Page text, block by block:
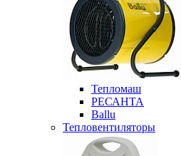
Тепломаш
РЕСАНТА
Ballu
Тепловентиляторы